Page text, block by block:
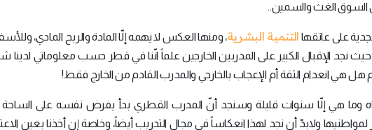
السوق الغث والسمين..
على عاتقها التنمية البشرية، ومنها العكس لا يهمه إلّا المادة والربح المادي،
نجد الإقبال الكبير على المدربين الخارجين علماً انّنا في قطر حسب معلوماتي
هل هي انعدام الثقة أم الإعجاب بالخارجي والمدرب القادم من الخارج فقط!
وما هي إلّا سنوات قليلة وسنجد أنّ المدرب القطري بدأ يفرض نفسه على الساحة
لمواطنيها ولابدّ أن نجد لهذا انعكاساً في مجال التدريب أيضاً، وخاصة إن أخذنا بعين